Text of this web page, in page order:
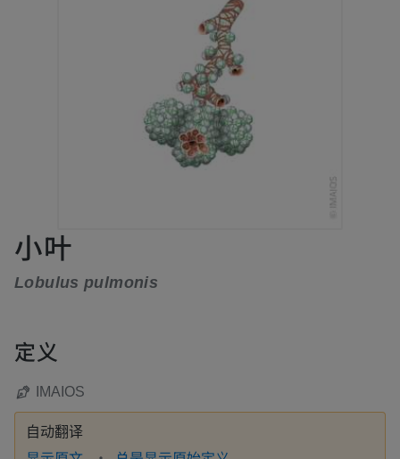
小叶
Lobulus pulmonis
定义
IMAIOS
自动翻译